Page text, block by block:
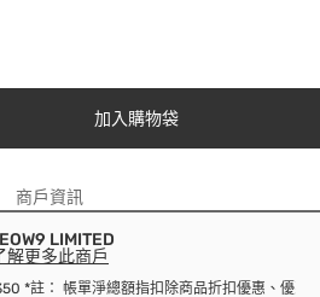
加入購物袋
商戶資訊
LIMITED
解更多此商戶
*註： 帳單淨總額指扣除商品折扣優惠、優惠